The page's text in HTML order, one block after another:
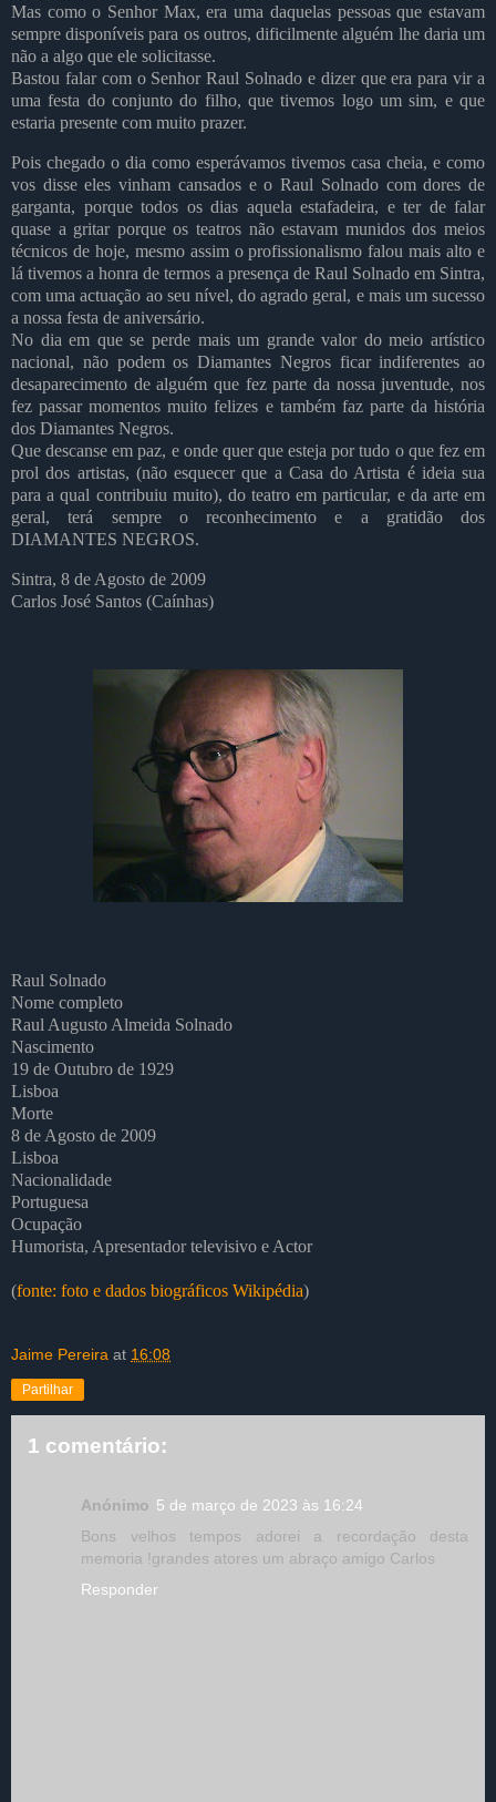
Mas como o Senhor Max, era uma daquelas pessoas que estavam
sempre disponíveis para os outros, dificilmente alguém lhe daria um
não a algo que ele solicitasse.
Bastou falar com o Senhor Raul Solnado e dizer que era para vir a
uma festa do conjunto do filho, que tivemos logo um sim, e que
estaria presente com muito prazer.
Pois chegado o dia como esperávamos tivemos casa cheia, e como
vos disse eles vinham cansados e o Raul Solnado com dores de
garganta, porque todos os dias aquela estafadeira, e ter de falar
quase a gritar porque os teatros não estavam munidos dos meios
técnicos de hoje, mesmo assim o profissionalismo falou mais alto e
lá tivemos a honra de termos a presença de Raul Solnado em Sintra,
com uma actuação ao seu nível, do agrado geral, e mais um sucesso
a nossa festa de aniversário.
No dia em que se perde mais um grande valor do meio artístico
nacional, não podem os Diamantes Negros ficar indiferentes ao
desaparecimento de alguém que fez parte da nossa juventude, nos
fez passar momentos muito felizes e também faz parte da história
dos Diamantes Negros.
Que descanse em paz, e onde quer que esteja por tudo o que fez em
prol dos artistas, (não esquecer que a Casa do Artista é ideia sua
para a qual contribuiu muito), do teatro em particular, e da arte em
geral, terá sempre o reconhecimento e a gratidão dos
DIAMANTES NEGROS.
Sintra, 8 de Agosto de 2009
Carlos José Santos (Caínhas)
Raul Solnado
Nome completo
Raul Augusto Almeida Solnado
Nascimento
19 de Outubro de 1929
Lisboa
Morte
8 de Agosto de 2009
Lisboa
Nacionalidade
Portuguesa
Ocupação
Humorista, Apresentador televisivo e Actor
(fonte: foto e dados biográficos Wikipédia)
Jaime Pereira at 16:08
Partilhar
1 comentário:
Anónimo 5 de março de 2023 às 16:24
Bons velhos tempos adorei a recordação desta
memoria !grandes atores um abraço amigo Carlos
Responder